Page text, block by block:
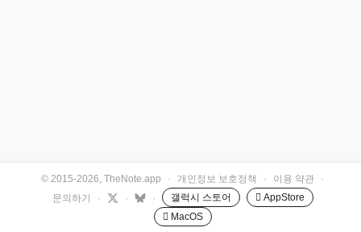
© 2015-2026, TheNote.app · 개인정보 보호정책 · 이용 약관
·
문의하기
· · · 갤럭시 스토어
 AppStore
 MacOS